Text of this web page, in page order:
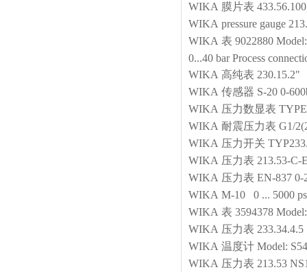
WIKA 膜片表
WIKA pressure gauge
WIKA 表 9022880
0...40 bar Process
WIKA 高纯表 230.15.2"
WIKA 传感器 S-20 0-
WIKA 压力数显表
WIKA 耐震压力表 G1/
WIKA 压力开关
WIKA 压力表 213.53-
WIKA 压力表 EN-837 0-
WIKA M-10 0 ... 5000
WIKA 表 3594378
WIKA 压力表
WIKA 温度计 Model:
WIKA 压力表 213.53